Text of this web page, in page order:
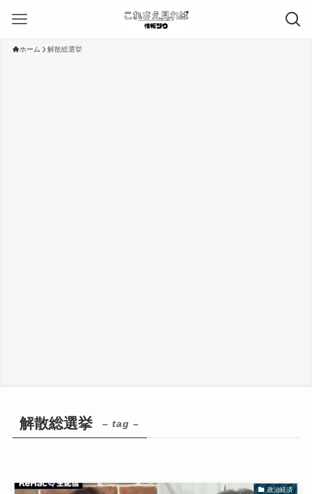
ホーム 解散総選挙
解散総選挙 – tag –
政治経済